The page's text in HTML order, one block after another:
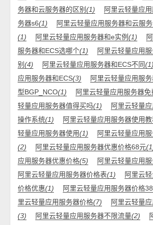
务器和云服务器的区别(1)
阿里云轻量应
务器s6(1)
阿里云轻量应用服务器和云服务
(1)
阿里云轻量应用服务器和e实例(1)
服务器和ECS选哪个(1)
阿里云轻量应用
别(4) 阿里云轻量应用服务器和ECS不同(1)
应用服务器和ECS(3)
阿里云轻量应用服
型BGP_NCO(1) 阿里云轻量应用服务器免
轻量应用服务器值得买吗(1)
阿里云轻量
操作系统(1) 阿里云轻量应用服务器使用
轻量应用服务器使用(1)
阿里云轻量应用
(2)
阿里云轻量应用服务器优惠价格68元
应用服务器优惠价格(5) 阿里云轻量应用
阿里云轻量应用服务器价格表(1)
阿里云
价格优惠(1) 阿里云轻量应用服务器价格
里云轻量应用服务器价格(7)
阿里云轻量
(3)
阿里云轻量应用服务器不限流量(2)